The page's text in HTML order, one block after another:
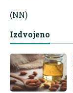
(NN)
Izdvojeno